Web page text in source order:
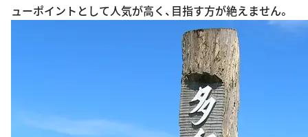
ューポイントとして人気が高く、目指す方が絶えません。